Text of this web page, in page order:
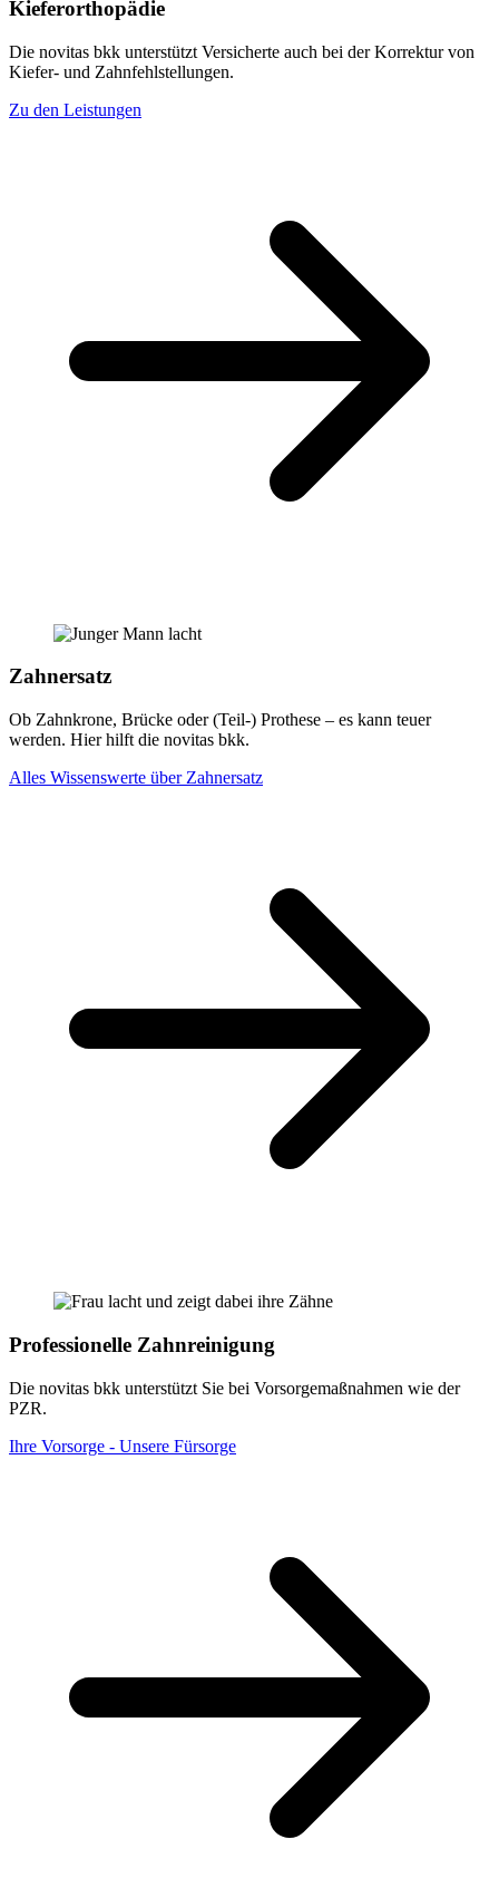
Kieferorthopädie
Die novitas bkk unterstützt Versicherte auch bei der Korrektur von
Kiefer- und Zahnfehlstellungen.
Zu den Leistungen
Zahnersatz
Ob Zahnkrone, Brücke oder (Teil-) Prothese – es kann teuer
werden. Hier hilft die novitas bkk.
Alles Wissenswerte über Zahnersatz
Professionelle Zahnreinigung
Die novitas bkk unterstützt Sie bei Vorsorgemaßnahmen wie der
PZR.
Ihre Vorsorge - Unsere Fürsorge